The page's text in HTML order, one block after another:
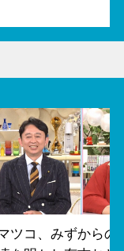
ツコ、みずからの